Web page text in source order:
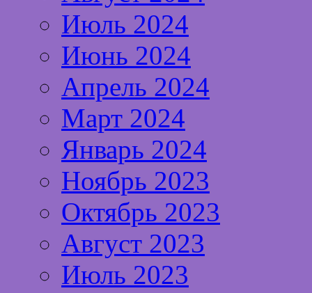
Июль 2024
Июнь 2024
Апрель 2024
Март 2024
Январь 2024
Ноябрь 2023
Октябрь 2023
Август 2023
Июль 2023